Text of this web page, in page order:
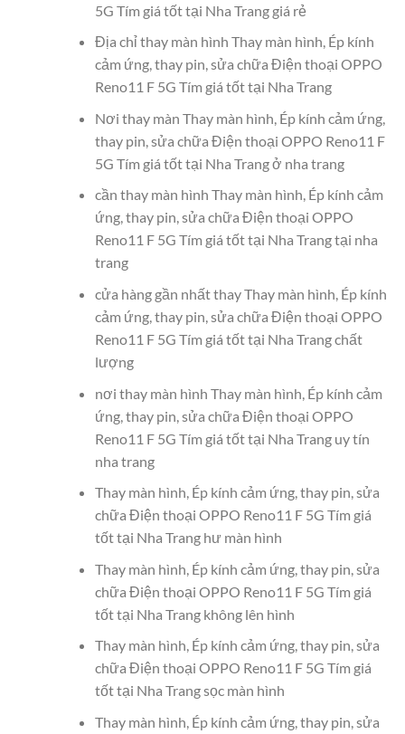
5G Tím giá tốt tại Nha Trang giá rẻ
Địa chỉ thay màn hình Thay màn hình, Ép kính
cảm ứng, thay pin, sửa chữa Điện thoại OPPO
Reno11 F 5G Tím giá tốt tại Nha Trang
Nơi thay màn Thay màn hình, Ép kính cảm ứng,
thay pin, sửa chữa Điện thoại OPPO Reno11 F
5G Tím giá tốt tại Nha Trang ở nha trang
cần thay màn hình Thay màn hình, Ép kính cảm
ứng, thay pin, sửa chữa Điện thoại OPPO
Reno11 F 5G Tím giá tốt tại Nha Trang tại nha
trang
cửa hàng gần nhất thay Thay màn hình, Ép kính
cảm ứng, thay pin, sửa chữa Điện thoại OPPO
Reno11 F 5G Tím giá tốt tại Nha Trang chất
lượng
nơi thay màn hình Thay màn hình, Ép kính cảm
ứng, thay pin, sửa chữa Điện thoại OPPO
Reno11 F 5G Tím giá tốt tại Nha Trang uy tín
nha trang
Thay màn hình, Ép kính cảm ứng, thay pin, sửa
chữa Điện thoại OPPO Reno11 F 5G Tím giá
tốt tại Nha Trang hư màn hình
Thay màn hình, Ép kính cảm ứng, thay pin, sửa
chữa Điện thoại OPPO Reno11 F 5G Tím giá
tốt tại Nha Trang không lên hình
Thay màn hình, Ép kính cảm ứng, thay pin, sửa
chữa Điện thoại OPPO Reno11 F 5G Tím giá
tốt tại Nha Trang sọc màn hình
Thay màn hình, Ép kính cảm ứng, thay pin, sửa